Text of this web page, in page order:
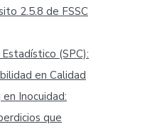
2.5.8 de FSSC
(SPC):
en Calidad
Inocuidad:
que